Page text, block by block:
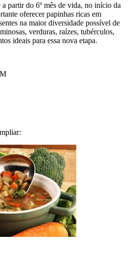
partir do 6º mês de vida, no início da
oferecer papinhas ricas em
na maior diversidade possível de
verduras, raízes, tubérculos,
ideais para essa nova etapa.